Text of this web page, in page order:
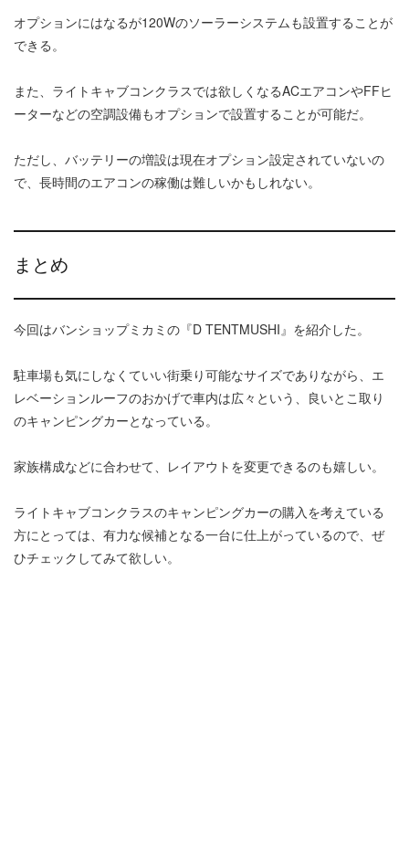
オプションにはなるが120Wのソーラーシステムも設置することが
できる。
また、ライトキャブコンクラスでは欲しくなるACエアコンやFFヒ
ーターなどの空調設備もオプションで設置することが可能だ。
ただし、バッテリーの増設は現在オプション設定されていないの
で、長時間のエアコンの稼働は難しいかもしれない。
まとめ
今回はバンショップミカミの『D TENTMUSHI』を紹介した。
駐車場も気にしなくていい街乗り可能なサイズでありながら、エ
レベーションルーフのおかげで車内は広々という、良いとこ取り
のキャンピングカーとなっている。
家族構成などに合わせて、レイアウトを変更できるのも嬉しい。
ライトキャブコンクラスのキャンピングカーの購入を考えている
方にとっては、有力な候補となる一台に仕上がっているので、ぜ
ひチェックしてみて欲しい。